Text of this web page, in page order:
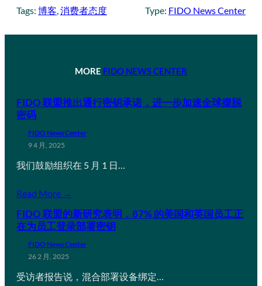
Tags: 博客, 消费者态度 Type: FIDO News Center
MORE FIDO NEWS CENTER
FIDO 联盟推出通行密钥承诺，进一步加速全球摆脱
密码
FIDO News Center
9 4 月, 2025
我们鼓励组织在 5 月 1 日…
Read More →
FIDO 联盟的新研究表明，87% 的美国和英国员工正
在为员工登录部署密钥
FIDO News Center
26 2 月, 2025
受访者报告说，混合部署设备绑定…